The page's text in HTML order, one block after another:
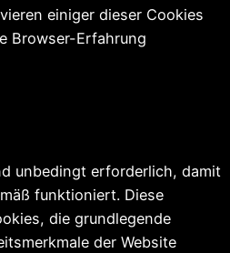
einiger dieser Cookies
Browser-Erfahrung
unbedingt erforderlich, damit
funktioniert. Diese
die grundlegende
der Website